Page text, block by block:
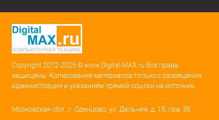
Copyright 2012-2025 © www.Digital-MAX.ru Все права
защищены. Копирование материалов только с разрешения
администрации и указанием прямой ссылки на источник.
Московская обл., г. Одинцово, ул. Дальняя, д. 15, пав. 38